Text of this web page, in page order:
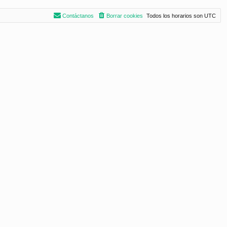
Todos los horarios son UTC
Borrar cookies
Contáctanos